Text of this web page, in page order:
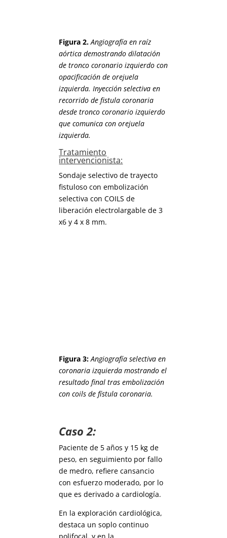
Figura 2. Angiografía en raíz
aórtica demostrando dilatación
de tronco coronario izquierdo con
opacificación de orejuela
izquierda. Inyección selectiva en
recorrido de fistula coronaria
desde tronco coronario izquierdo
que comunica con orejuela
izquierda.
Tratamiento
intervencionista:
Sondaje selectivo de trayecto
fistuloso con embolización
selectiva con COILS de
liberación electrolargable de 3
x6 y 4 x 8 mm.
Figura 3: Angiografía selectiva en
coronaria izquierda mostrando el
resultado final tras embolización
con coils de fístula coronaria.
Caso 2:
Paciente de 5 años y 15 kg de
peso, en seguimiento por fallo
de medro, refiere cansancio
con esfuerzo moderado, por lo
que es derivado a cardiología.
En la exploración cardiológica,
destaca un soplo continuo